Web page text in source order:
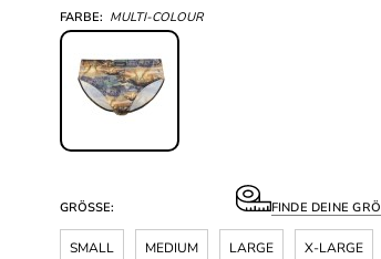
FARBE: MULTI-COLOUR
GRÖSSE: FINDE DEINE
SMALL MEDIUM LARGE X-LARGE